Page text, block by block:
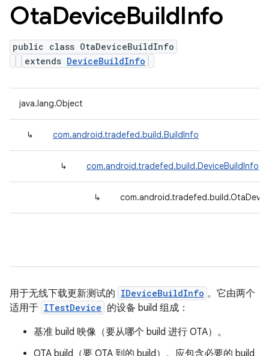
OtaDeviceBuildInfo
public class OtaDeviceBuildInfo
extends DeviceBuildInfo
java.lang.Object
↳ com.android.tradefed.build.BuildInfo
↳ com.android.tradefed.build.DeviceBuildInfo
↳
用于无线下载更新测试的 IDeviceBuildInfo 。它由两个
适用于 ITestDevice 的设备 build 组成：
基准 build 映像（要从哪个 build 进行 OTA）。
OTA build（要 OTA 到的 build）。应包含必要的 build